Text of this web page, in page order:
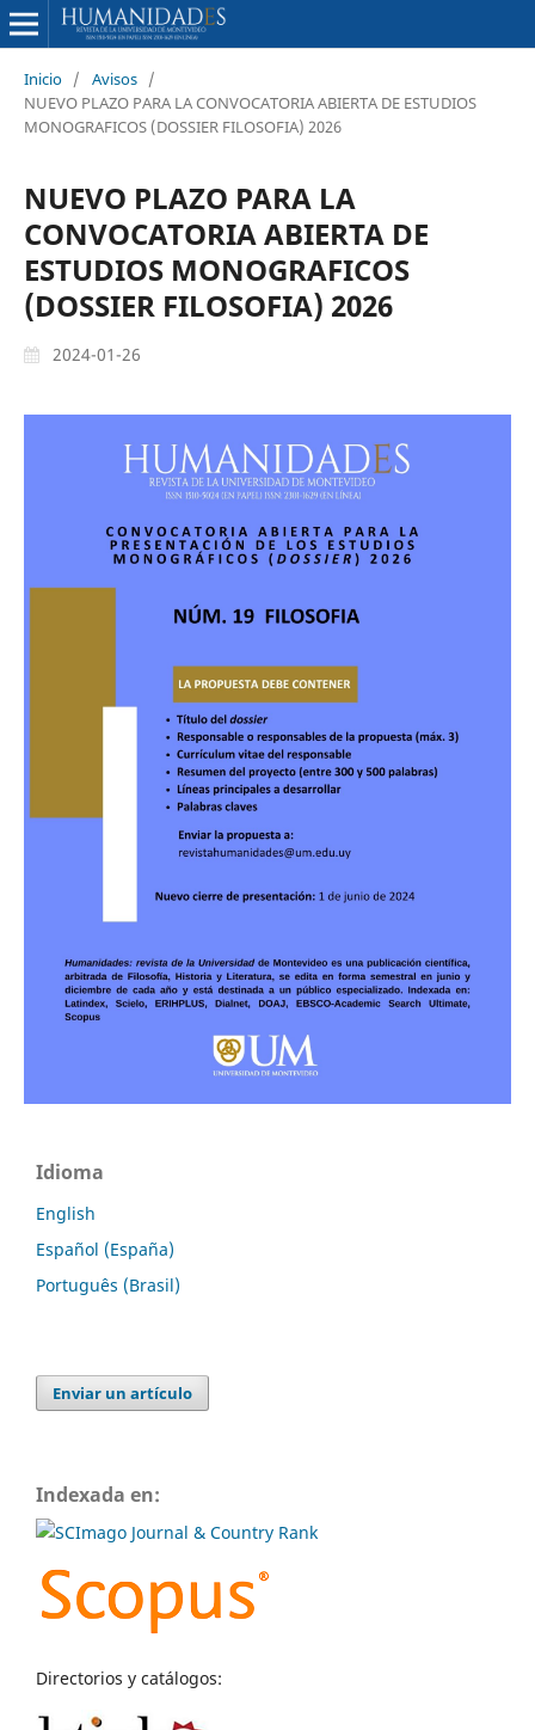
Inicio / Avisos /
NUEVO PLAZO PARA LA CONVOCATORIA ABIERTA DE ESTUDIOS
MONOGRAFICOS (DOSSIER FILOSOFIA) 2026
NUEVO PLAZO PARA LA
CONVOCATORIA ABIERTA DE
ESTUDIOS MONOGRAFICOS
(DOSSIER FILOSOFIA) 2026
2024-01-26
Idioma
English
Español (España)
Português (Brasil)
Enviar un artículo
Indexada en:
Directorios y catálogos: